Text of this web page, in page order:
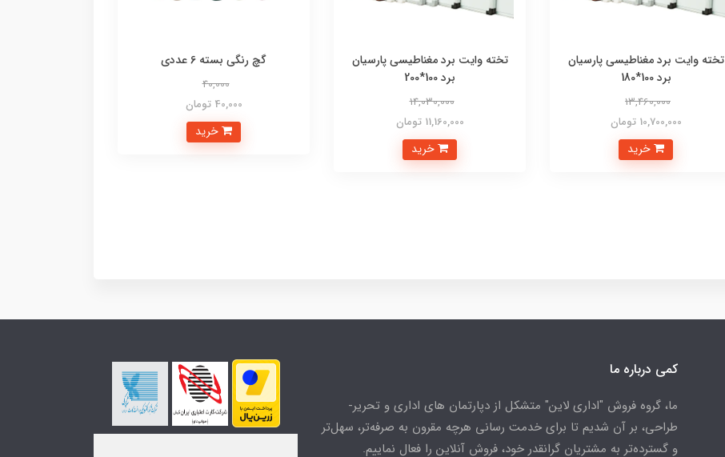
تخته وایت برد مغناطیسی پارسیان
برد 100*180
13,460,000
10,700,000 تومان
تخته وایت برد مغناطیسی پارسیان
برد 100*200
14,030,000
11,160,000 تومان
گچ رنگی بسته 6 عددی
40,000
40,000 تومان
کمی درباره ما
ما، گروه فروش "اداری لاین" متشکل از دپارتمان های اداری و تحریر-
طراحی، بر آن شدیم تا برای خدمت رسانی هرچه مقرون به صرفه‌تر، سهل‌تر
و گسترده‌تر به مشتریان گرانقدر خود، فروش آنلاین را فعال نماییم.